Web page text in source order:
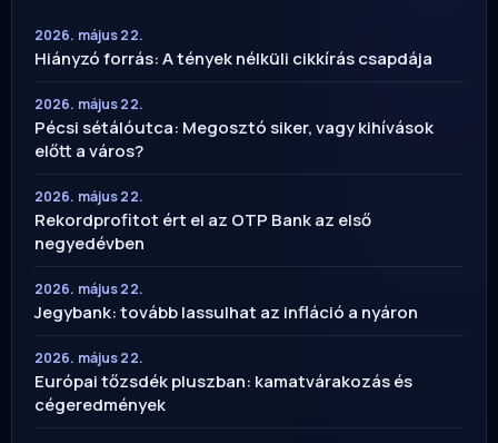
2026. május 22.
Hiányzó forrás: A tények nélküli cikkírás csapdája
2026. május 22.
Pécsi sétálóutca: Megosztó siker, vagy kihívások
előtt a város?
2026. május 22.
Rekordprofitot ért el az OTP Bank az első
negyedévben
2026. május 22.
Jegybank: tovább lassulhat az infláció a nyáron
2026. május 22.
Európai tőzsdék pluszban: kamatvárakozás és
cégeredmények